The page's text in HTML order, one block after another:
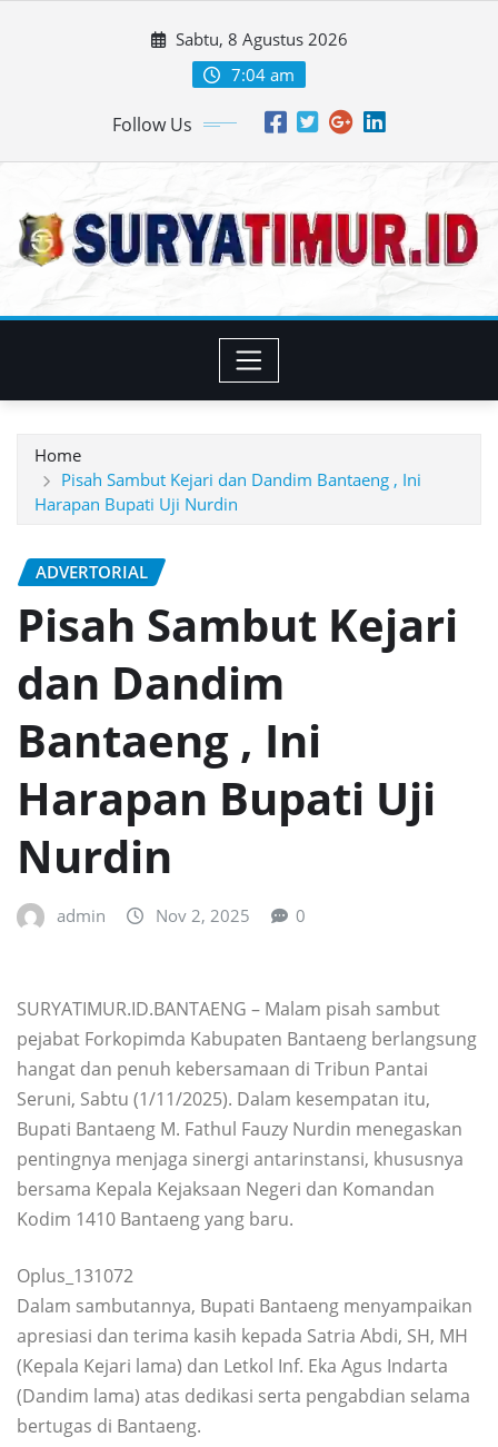
Sabtu, 8 Agustus 2026
7:04 am
Follow Us
Home
Pisah Sambut Kejari dan Dandim Bantaeng , Ini
Harapan Bupati Uji Nurdin
ADVERTORIAL
Pisah Sambut Kejari
dan Dandim
Bantaeng , Ini
Harapan Bupati Uji
Nurdin
admin Nov 2, 2025 0
SURYATIMUR.ID.BANTAENG – Malam pisah sambut
pejabat Forkopimda Kabupaten Bantaeng berlangsung
hangat dan penuh kebersamaan di Tribun Pantai
Seruni, Sabtu (1/11/2025). Dalam kesempatan itu,
Bupati Bantaeng M. Fathul Fauzy Nurdin menegaskan
pentingnya menjaga sinergi antarinstansi, khususnya
bersama Kepala Kejaksaan Negeri dan Komandan
Kodim 1410 Bantaeng yang baru.
Oplus_131072
Dalam sambutannya, Bupati Bantaeng menyampaikan
apresiasi dan terima kasih kepada Satria Abdi, SH, MH
(Kepala Kejari lama) dan Letkol Inf. Eka Agus Indarta
(Dandim lama) atas dedikasi serta pengabdian selama
bertugas di Bantaeng.